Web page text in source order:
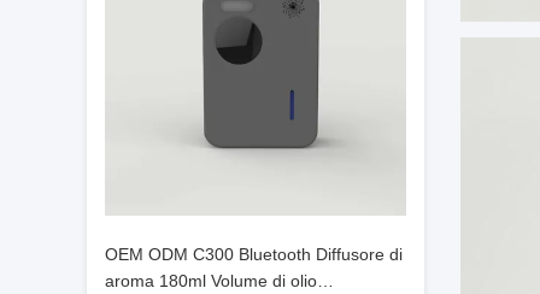
OEM ODM C300 Bluetooth Diffusore di
aroma 180ml Volume di olio